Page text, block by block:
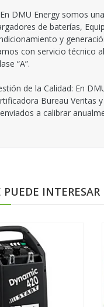
DMU Energy somos
de baterías,
y
con servicio técnico
“A”.
de la Calidad: En
Bureau Veritas
a calibrar
INTERESAR